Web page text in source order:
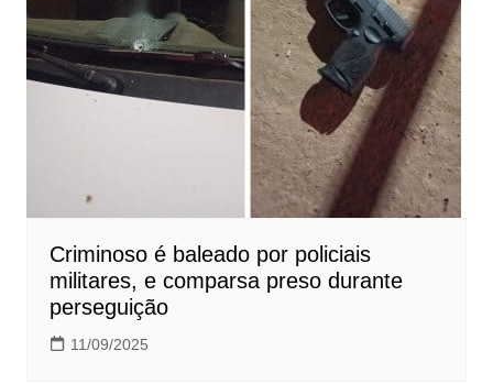
Criminoso é baleado por policiais
militares, e comparsa preso durante
perseguição
11/09/2025